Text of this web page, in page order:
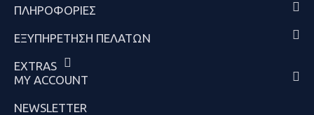
ΠΛΗΡΟΦΟΡΊΕΣ
ΕΞΥΠΗΡΈΤΗΣΗ ΠΕΛΑΤΏΝ
EXTRAS
MY ACCOUNT
NEWSLETTER